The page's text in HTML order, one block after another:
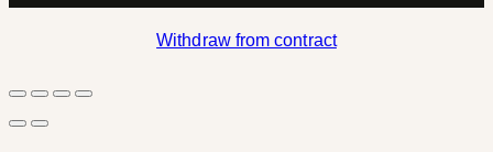
Withdraw from contract